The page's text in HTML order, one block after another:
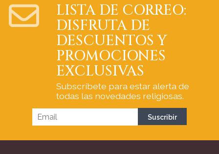
LISTA DE CORREO:
DISFRUTA DE
DESCUENTOS Y
PROMOCIONES
EXCLUSIVAS
Subscríbete para estar alerta de
todas las novedades religiosas.